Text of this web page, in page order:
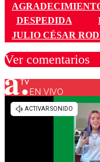
DESPEDIDA
JULIO CÉSAR
Ver comentarios
Los
EN VIVO